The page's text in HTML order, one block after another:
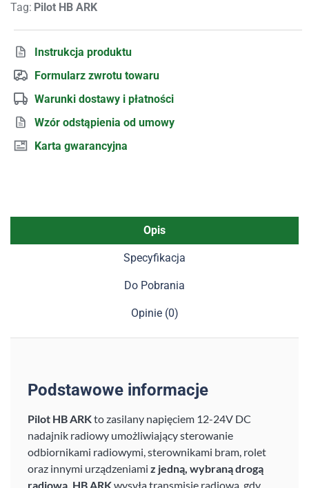
Tag: Pilot HB ARK
Instrukcja produktu
Formularz zwrotu towaru
Warunki dostawy i płatności
Wzór odstąpienia od umowy
Karta gwarancyjna
Opis
Specyfikacja
Do Pobrania
Opinie (0)
Podstawowe informacje
Pilot HB ARKto zasilany napięciem 12-24V DC
nadajnik radiowy umożliwiający sterowanie
odbiornikami radiowymi, sterownikami bram, rolet
oraz innymi urządzeniami z jedną, wybraną drogą
radiową. HB ARKwysyła transmisję radiową, gdy